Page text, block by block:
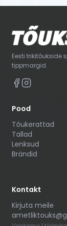
Eesti trikitõukside
tippmargid.
Pood
Tõukerattad
Tallad
Lenksud
Brändid
Kontakt
Kirjuta meile